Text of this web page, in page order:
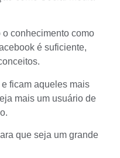
o conhecimento como
é suficiente,
ficam aqueles mais
mais um usuário de
que seja um grande